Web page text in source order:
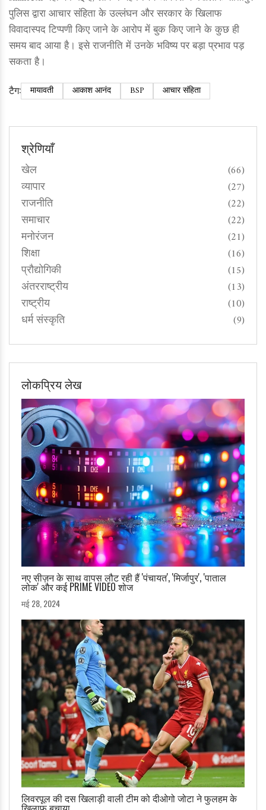
पुलिस द्वारा आचार संहिता के उल्लंघन और सरकार के खिलाफ
विवादास्पद टिप्पणी किए जाने के आरोप में बुक किए जाने के कुछ ही
समय बाद आया है। इसे राजनीति में उनके भविष्य पर बड़ा प्रभाव पड़
सकता है।
टैग: मायावती आकाश आनंद BSP आचार संहिता
श्रेणियाँ
खेल (66)
व्यापार (27)
राजनीति (22)
समाचार (22)
मनोरंजन (21)
शिक्षा (16)
प्रौद्योगिकी (15)
अंतरराष्ट्रीय (13)
राष्ट्रीय (10)
धर्म संस्कृति (9)
लोकप्रिय लेख
नए सीज़न के साथ वापस लौट रही हैं 'पंचायत', 'मिर्जापुर', 'पाताल
लोक' और कई PRIME VIDEO शोज
मई 28, 2024
लिवरपूल की दस खिलाड़ी वाली टीम को दीओगो जोटा ने फुलहम के